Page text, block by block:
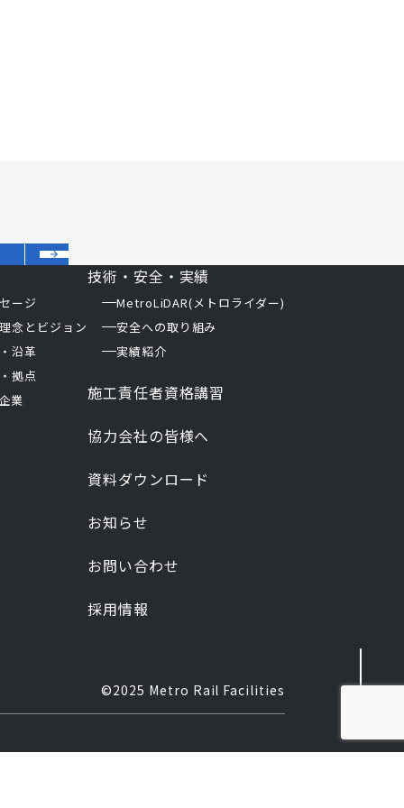
ージ
念とビジョン
沿革
拠点
業
技術・安全・実績
MetroLiDAR(メトロライダー)
安全への取り組み
実績紹介
施工責任者資格講習
協力会社の皆様へ
資料ダウンロード
お知らせ
お問い合わせ
採用情報
©2025 Metro Rail Facilities